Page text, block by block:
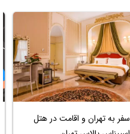
سفر به تهران و اقامت در هتل